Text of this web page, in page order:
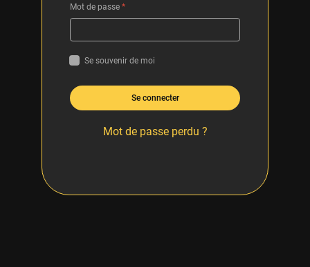
Mot de passe *
Se souvenir de moi
Se connecter
Mot de passe perdu ?